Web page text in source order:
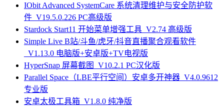
IObit Advanced SystemCare 系统清理维护与安全防护软
件_V19.5.0.226 PC高级版
Stardock Start11 开始菜单增强工具_V2.74 高级版
Simple Live B站/斗鱼/虎牙/抖音直播聚合观看软件
_V1.13.0 电脑版+安卓版+TV电视版
HyperSnap 屏幕截图_V10.2.1 PC汉化版
Parallel Space（LBE平行空间）安卓多开神器_V4.0.9612
专业版
安卓太极工具箱_V1.8.0 纯净版